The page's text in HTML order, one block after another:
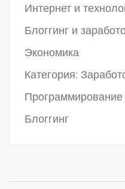
Интернет и
Блоггинг и
Экономика
Категория:
Программирование
Блоггинг